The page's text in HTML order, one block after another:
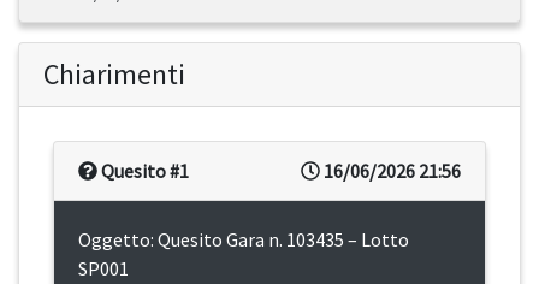
Chiarimenti
16/06/2026 21:56
Quesito #1
Oggetto: Quesito Gara n. 103435 – Lotto
SP001